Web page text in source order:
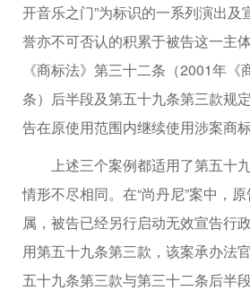
开音乐之门”为标识的一系列演出及
誉亦不可否认的积累于被告这一主
《商标法》第三十二条（2001年《
条）后半段及第五十九条第三款规
告在原使用范围内继续使用涉案商
上述三个案例都适用了第五十
情形不尽相同。在“尚丹尼”案中，
属，被告已经另行启动无效宣告行
用第五十九条第三款，该案承办法
五十九条第三款与第三十二条后半